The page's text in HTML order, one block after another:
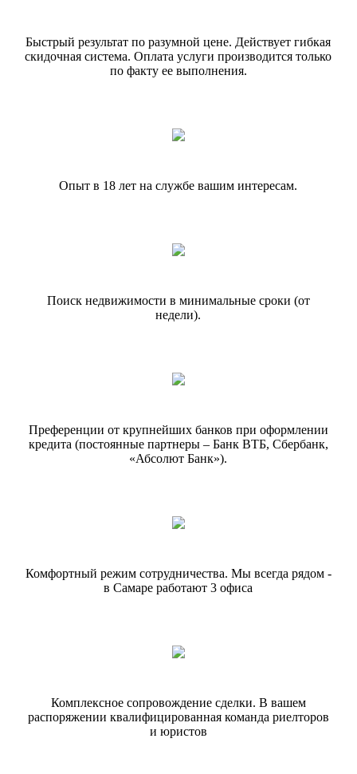
Быстрый результат по разумной цене. Действует гибкая
скидочная система. Оплата услуги производится только
по факту ее выполнения.
Опыт в 18 лет на службе вашим интересам.
Поиск недвижимости в минимальные сроки (от
недели).
Преференции от крупнейших банков при оформлении
кредита (постоянные партнеры – Банк ВТБ, Сбербанк,
«Абсолют Банк»).
Комфортный режим сотрудничества. Мы всегда рядом -
в Самаре работают 3 офиса
Комплексное сопровождение сделки. В вашем
распоряжении квалифицированная команда риелторов
и юристов